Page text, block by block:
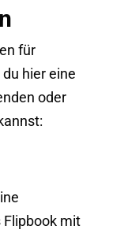
für
hier eine
oder
Flipbook mit